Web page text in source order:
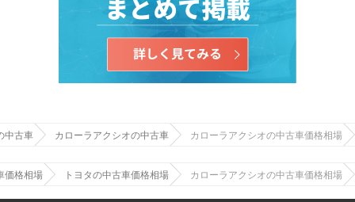
中古車 カローラアクシオの中古車 カローラアクシオの中古車価格相場
価格相場 トヨタの中古車価格相場 カローラアクシオの中古車価格相場